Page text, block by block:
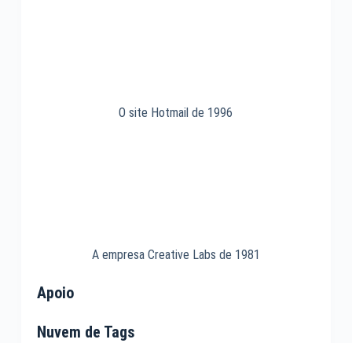
O site Hotmail de 1996
A empresa Creative Labs de 1981
Apoio
Nuvem de Tags